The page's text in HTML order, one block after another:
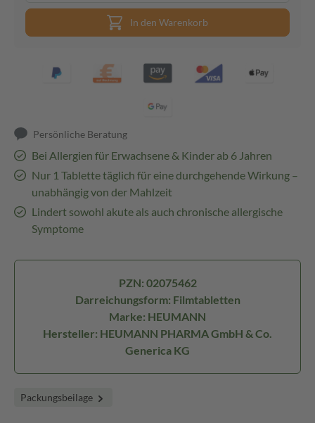
In den Warenkorb
Persönliche Beratung
Bei Allergien für Erwachsene & Kinder ab 6 Jahren
Nur 1 Tablette täglich für eine durchgehende Wirkung –
unabhängig von der Mahlzeit
Lindert sowohl akute als auch chronische allergische
Symptome
PZN: 02075462
Darreichungsform: Filmtabletten
Marke: HEUMANN
Hersteller: HEUMANN PHARMA GmbH & Co.
Generica KG
Packungsbeilage